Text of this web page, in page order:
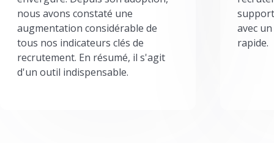
nous avons constaté une
augmentation considérable de
tous nos indicateurs clés de
recrutement. En résumé, il s'agit
d'un outil indispensable.
avec
rapide.